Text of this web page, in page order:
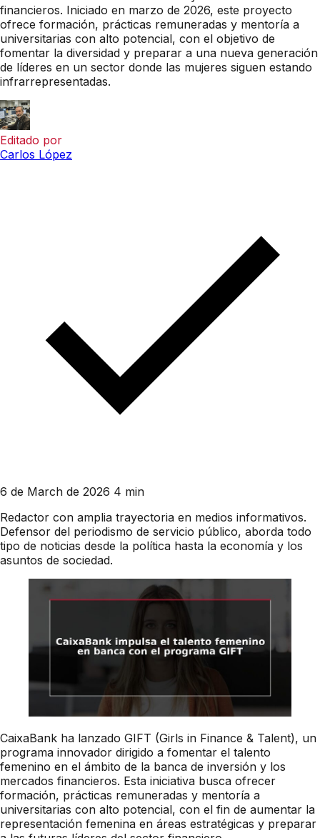
financieros. Iniciado en marzo de 2026, este proyecto
ofrece formación, prácticas remuneradas y mentoría a
universitarias con alto potencial, con el objetivo de
fomentar la diversidad y preparar a una nueva generación
de líderes en un sector donde las mujeres siguen estando
infrarrepresentadas.
Editado por
Carlos López
6 de March de 2026 4 min
Redactor con amplia trayectoria en medios informativos.
Defensor del periodismo de servicio público, aborda todo
tipo de noticias desde la política hasta la economía y los
asuntos de sociedad.
CaixaBank ha lanzado GIFT (Girls in Finance & Talent), un
programa innovador dirigido a fomentar el talento
femenino en el ámbito de la banca de inversión y los
mercados financieros. Esta iniciativa busca ofrecer
formación, prácticas remuneradas y mentoría a
universitarias con alto potencial, con el fin de aumentar la
representación femenina en áreas estratégicas y preparar